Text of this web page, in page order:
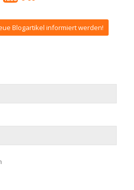
Blogartikel informiert werden!